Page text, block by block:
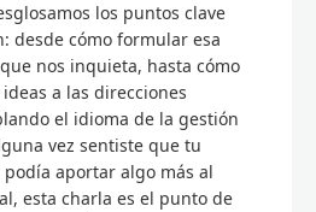
los puntos clave
desde cómo formular esa
nos inquieta, hasta cómo
a las direcciones
el idioma de la gestión
vez sentiste que tu
aportar algo más al
esta charla es el punto de